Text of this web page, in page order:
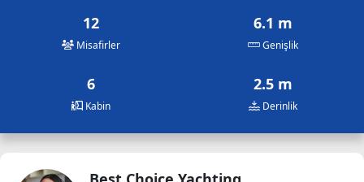
12
Misafirler
6.1 m
Genişlik
6
Kabin
2.5 m
Derinlik